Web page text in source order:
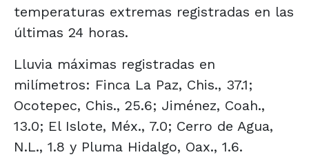
temperaturas extremas registradas en las
últimas 24 horas.
Lluvia máximas registradas en
milímetros: Finca La Paz, Chis., 37.1;
Ocotepec, Chis., 25.6; Jiménez, Coah.,
13.0; El Islote, Méx., 7.0; Cerro de Agua,
N.L., 1.8 y Pluma Hidalgo, Oax., 1.6.